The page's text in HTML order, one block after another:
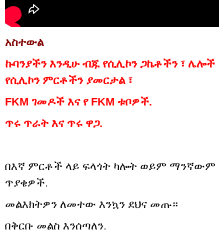
አስተውል
ኩባንያችን እንዲሁ ብጁ የሲሊኮን ጋኬቶችን ፣ ሌሎች
የሲሊኮን ምርቶችን ያመርታል ፣
FKM ገመዶች እና የ FKM ቱቦዎች.
ጥሩ ጥራት እና ጥሩ ዋጋ.
በእኛ ምርቶች ላይ ፍላጎት ካሎት ወይም ማንኛውም
ጥያቄዎች.
መልእክትዎን ለመተው እንኳን ደህና መጡ።
በቅርቡ መልስ እንሰጣለን.